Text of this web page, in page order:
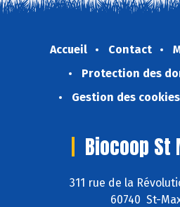
Accueil Contact
Protection des
Gestion des cookies
Biocoop St
311 rue de la
60740 St-